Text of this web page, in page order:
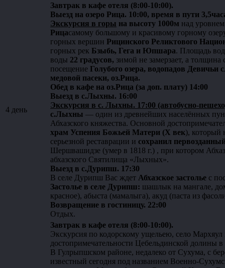
4 день
Завтрак в кафе отеля (8:00-10:00).
Выезд на озеро Рица. 10:00, время в пути
Экскурсия в горы на высоту 1000м над
Рицасамому большому и красивому горному
горных вершин Рицинского Реликтового
горных рек Бзыбь, Гега и Юпшара. Площадь
воды 22 градусов, зимой не замерзает, а
посещение Голубого озера, водопадов
медовой пасеки, оз.Рица.
Обед в кафе на оз.Рица (за доп. плату) 14:00
Выезд в с.Лыхны. 16:00
Экскурсия в с. Лыхны. 17:00 (автобусно-
с.Лыхны — один из древнейших населённых
Абхазского княжества. Основной
храм Успения Божьей Матери (Х век), который
серьезной реставрации и сохранил
Шершвашидзе (умер в 1818 г.) , при котором
абхазского Святилища «Лыхных».
Выезд в с.Дурипш. 17:30
В селе Дурипш Вас ждет Абхазское застолье с
Застолье в селе Дурипш: шашлык на мангале,
красное), абыста (мамалыга), акуд (паста из
Возвращение в гостиницу. 22:00
Отдых.
Завтрак в кафе отеля (8:00-10:00).
Экскурсия по кодорскому ущельею, село Мархяул
достопримечательности Цебельдинской долины
В Гулрыпшском районе, недалеко от Сухума, с
известный сегодня под названием Военно-